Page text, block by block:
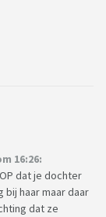
16:26:
dat je dochter
bij haar maar daar
dat ze